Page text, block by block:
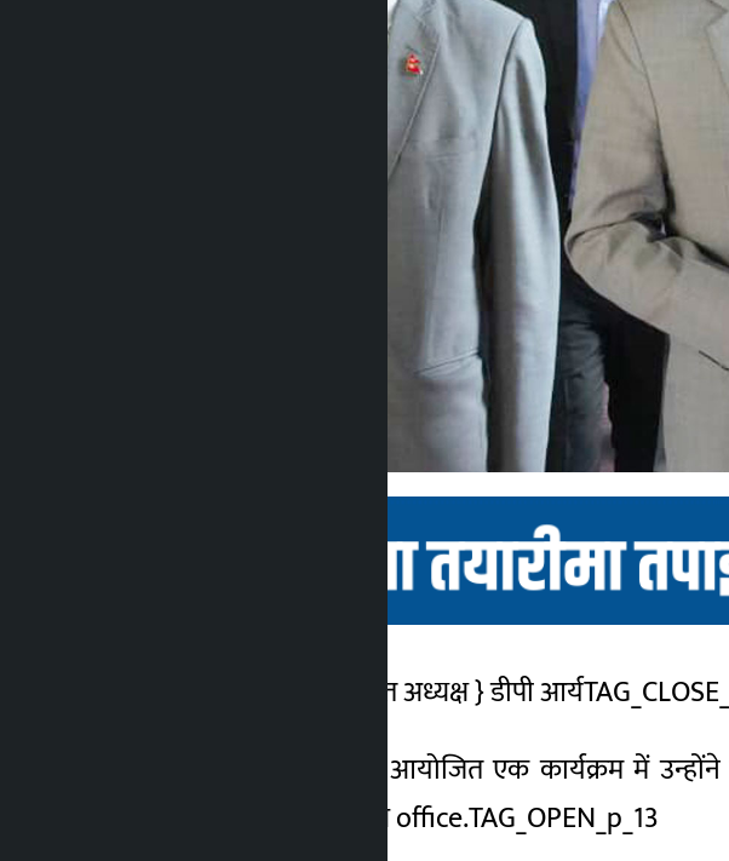
का उपयोग करें। नवनिर्वाचित अध्यक्ष} डीपी आर्य
संघीय संसद सचिवालय में आयोजित एक कार्यक्रम में
जिम्मेदारी निभाने का संकल्प office.TAG_OPEN_p_13